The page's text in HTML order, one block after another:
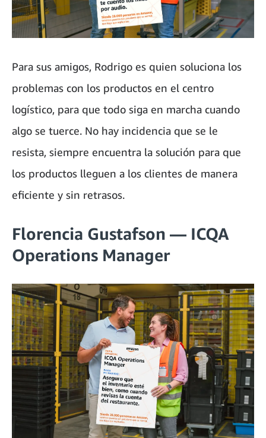
Para sus amigos, Rodrigo es quien soluciona los
problemas con los productos en el centro
logístico, para que todo siga en marcha cuando
algo se tuerce. No hay incidencia que se le
resista, siempre encuentra la solución para que
los productos lleguen a los clientes de manera
eficiente y sin retrasos.
Florencia Gustafson — ICQA
Operations Manager